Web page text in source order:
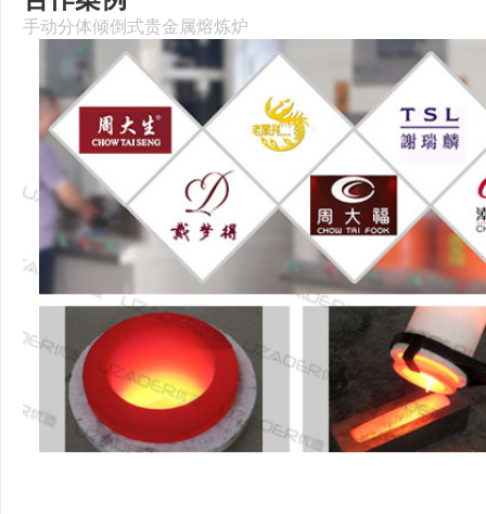
手动分体倾倒式贵金属熔炼炉